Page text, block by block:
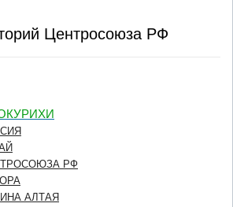
Центросоюза РФ
РФ
АЛТАЯ